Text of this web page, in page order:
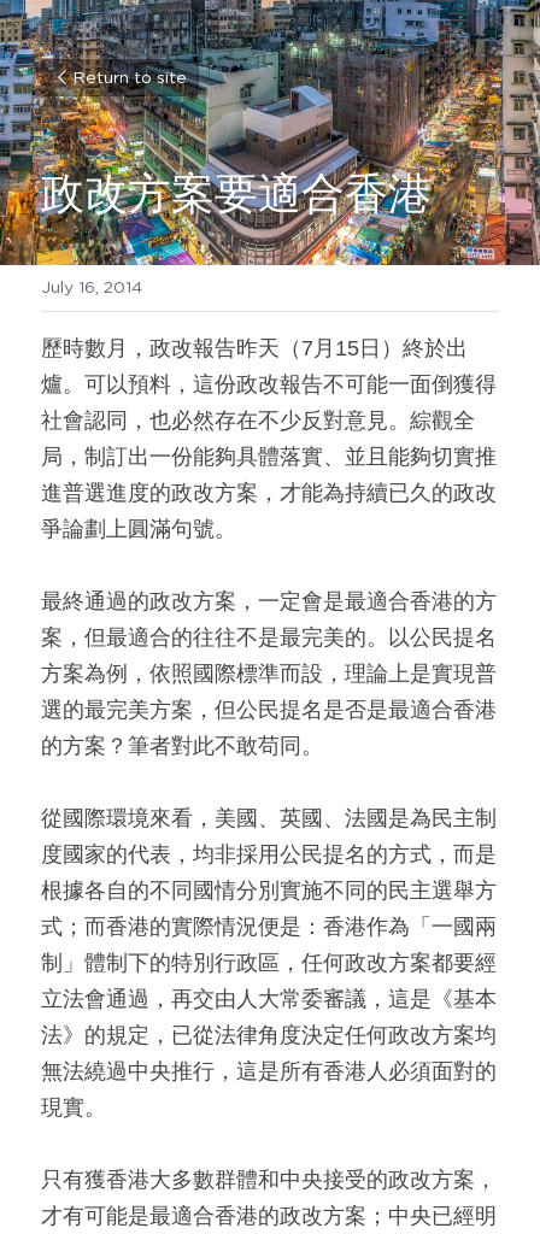
Return to site
政改方案要適合香港
July 16, 2014
歷時數月，政改報告昨天（7月15日）終於出
爐。可以預料，這份政改報告不可能一面倒獲得
社會認同，也必然存在不少反對意見。綜觀全
局，制訂出一份能夠具體落實、並且能夠切實推
進普選進度的政改方案，才能為持續已久的政改
爭論劃上圓滿句號。
最終通過的政改方案，一定會是最適合香港的方
案，但最適合的往往不是最完美的。以公民提名
方案為例，依照國際標準而設，理論上是實現普
選的最完美方案，但公民提名是否是最適合香港
的方案？筆者對此不敢苟同。
從國際環境來看，美國、英國、法國是為民主制
度國家的代表，均非採用公民提名的方式，而是
根據各自的不同國情分別實施不同的民主選舉方
式；而香港的實際情況便是：香港作為「一國兩
制」體制下的特別行政區，任何政改方案都要經
立法會通過，再交由人大常委審議，這是《基本
法》的規定，已從法律角度決定任何政改方案均
無法繞過中央推行，這是所有香港人必須面對的
現實。
只有獲香港大多數群體和中央接受的政改方案，
才有可能是最適合香港的政改方案；中央已經明